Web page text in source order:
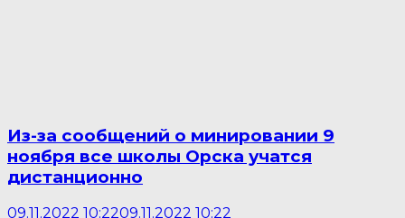
Из-за сообщений о минировании 9
ноября все школы Орска учатся
дистанционно
09.11.2022 10:2209.11.2022 10:22